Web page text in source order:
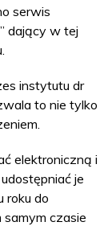
serwis
dający w tej
instytutu dr
to nie tylko
elektroniczną i
je
roku do
czasie